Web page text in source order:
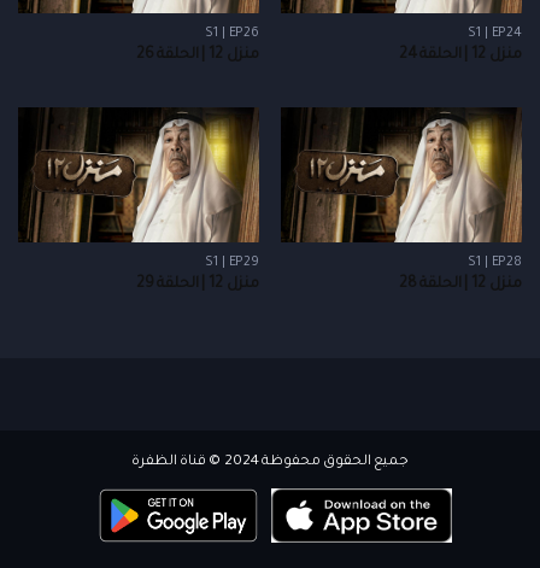
S1 | EP24
منزل 12 | الحلقة 24
S1 | EP26
منزل 12 | الحلقة 26
S1 | EP28
منزل 12 | الحلقة 28
S1 | EP29
منزل 12 | الحلقة 29
جميع الحقوق محفوظة 2024 © قناة الظفرة